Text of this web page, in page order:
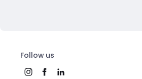
Follow us